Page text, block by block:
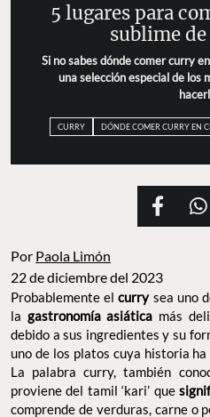
5 lugares para
sublime
Si no sabes dónde comer
compartimos una
restaurantes
CURRY DÓNDE COMER CURRY EN
PorPaola Limón
22 de diciembre del 2023
Probablemente elcurrysea uno
lagastronomía asiáticamás
debido a sus ingredientes y su
uno de los platos cuya historia
La palabra curry, también